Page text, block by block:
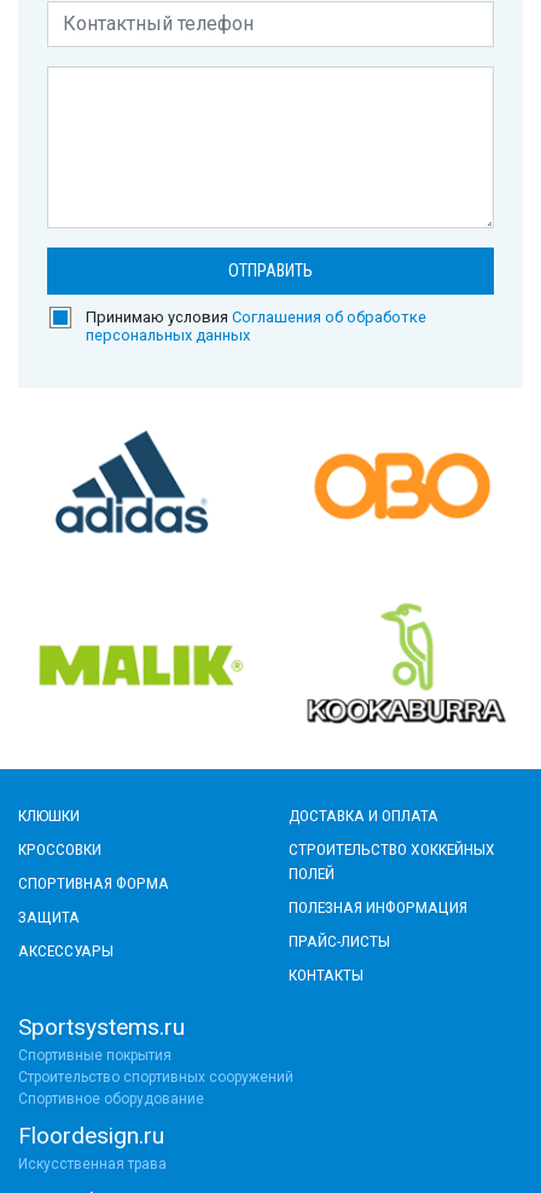
Принимаю условия Соглашения об обработке
персональных данных
КЛЮШКИ
КРОССОВКИ
СПОРТИВНАЯ ФОРМА
ЗАЩИТА
АКСЕССУАРЫ
ДОСТАВКА И ОПЛАТА
СТРОИТЕЛЬСТВО ХОККЕЙНЫХ
ПОЛЕЙ
ПОЛЕЗНАЯ ИНФОРМАЦИЯ
ПРАЙС-ЛИСТЫ
КОНТАКТЫ
Sportsystems.ru
Спортивные покрытия
Строительство спортивных сооружений
Спортивное оборудование
Floordesign.ru
Искусственная трава